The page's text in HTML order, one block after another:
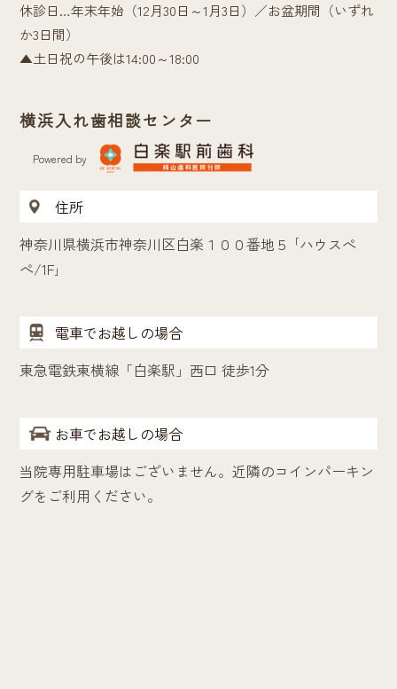
休診日…年末年始（12月30日～1月3日）／お盆期間（いずれ
か3日間）
▲土日祝の午後は14:00～18:00
横浜入れ歯相談センター
Powered by
住所
神奈川県横浜市神奈川区白楽１００番地５ ｢ハウスぺ
ぺ/1F｣
電車でお越しの場合
東急電鉄東横線「白楽駅」西口 徒歩1分
お車でお越しの場合
当院専用駐車場はございません。近隣のコインパーキン
グをご利用ください。